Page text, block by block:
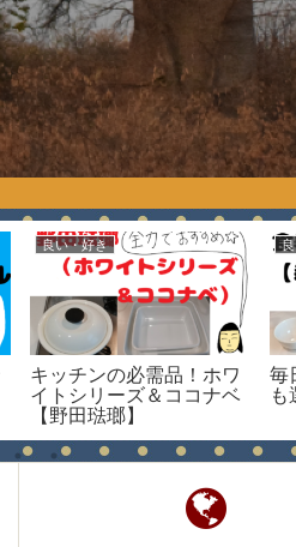
良い・好き
キッチンの必需品！ホワ
イトシリーズ＆ココナベ
【野田琺瑯】
毎
も